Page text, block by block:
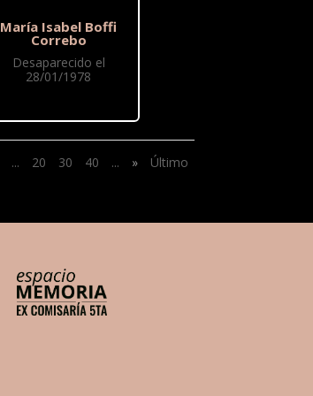
María Isabel Boffi
Correbo
Desaparecido el
28/01/1978
... 20 30 40 ... » Último